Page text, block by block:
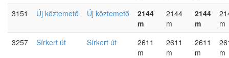
3151
Új köztemető Új köztemető
2144
m
2144
m
2144
m
m
3257
Sírkert út Sírkert út
2611
m
2611
m
2611
m
m